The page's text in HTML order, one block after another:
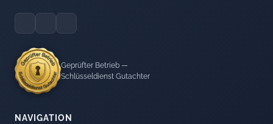
Geprüfter Betrieb —
Schlüsseldienst Gutachter
NAVIGATION